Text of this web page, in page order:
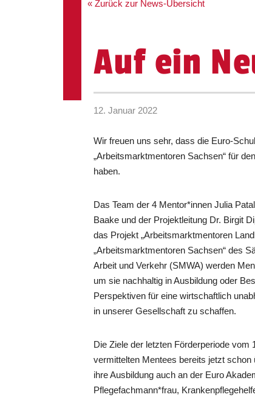
« Zurück zur News-Übersicht
Auf ein
12. Januar 2022
Wir freuen uns sehr, dass die Euro-
„Arbeitsmarktmentoren Sachsen“ für
haben.
Das Team der 4 Mentor*innen Julia
Baake und der Projektleitung Dr. Birgit
das Projekt „Arbeitsmarktmentoren
„Arbeitsmarktmentoren Sachsen“ des
Arbeit und Verkehr (SMWA) werden
um sie nachhaltig in Ausbildung oder
Perspektiven für eine wirtschaftlich
in unserer Gesellschaft zu schaffen.
Die Ziele der letzten Förderperiode
vermittelten Mentees bereits jetzt
ihre Ausbildung auch an der Euro
Pflegefachmann*frau,